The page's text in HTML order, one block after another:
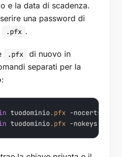
e la data di scadenza.
una password di
.pfx .
.pfx
di nuovo in
separati per la
tuodominio .pfx -nocerts -out
tuodominio .pfx -nokeys -